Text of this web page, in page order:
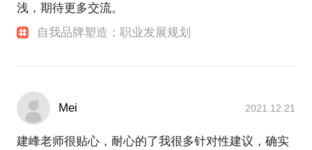
浅，期待更多交流。
自我品牌塑造：职业发展规划
Mei 2021.12.21
建峰老师很贴心，耐心的了我很多针对性建议，确实